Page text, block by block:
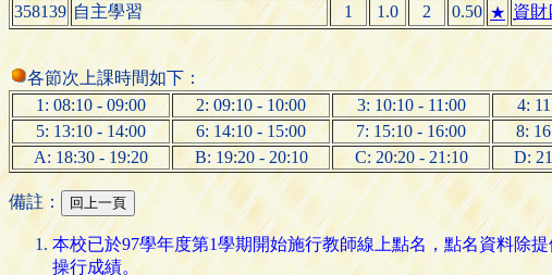
358139 自主學習 1 1.0 2 0.50 ★ 資財
各節次上課時間如下：
1: 08:10 - 09:00
2: 09:10 - 10:00 3: 10:10 - 11:00 4:
5: 13:10 - 14:00
6: 14:10 - 15:00 7: 15:10 - 16:00 8:
A: 18:30 - 19:20
B: 19:20 - 20:10 C: 20:20 - 21:10 D:
備註：
本校已於97學年度第1學期開始施行教師線上點名，點名資料除
操行成績。